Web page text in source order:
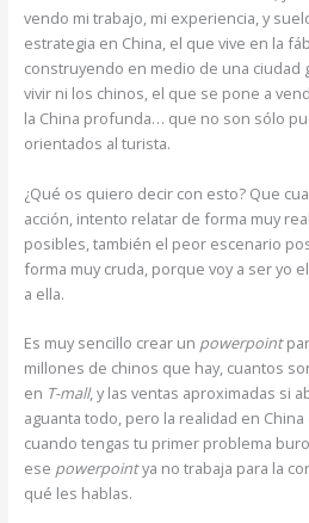
vendo mi trabajo, mi experiencia, y
estrategia en China, el que vive en la
construyendo en medio de una ciudad
vivir ni los chinos, el que se pone a
la China profunda… que no son sólo
orientados al turista.
¿Qué os quiero decir con esto? Que
acción, intento relatar de forma muy
posibles, también el peor escenario
forma muy cruda, porque voy a ser yo
a ella.
Es muy sencillo crear un powerpoint
millones de chinos que hay, cuantos
en T-mall, y las ventas aproximadas si
aguanta todo, pero la realidad en
cuando tengas tu primer problema
ese powerpointya no trabaja para la
qué les hablas.